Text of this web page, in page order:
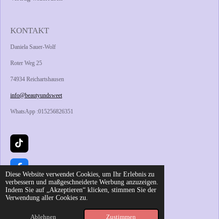
Diese Website verwendet Cookies, um Ihr Erlebnis zu
verbessern und maßgeschneiderte Werbung anzuzeigen.
Indem Sie auf „Akzeptieren“ klicken, stimmen Sie der
Verwendung aller Cookies zu.
Ablehnen Zustimmen
KONTAKT
Daniela Sauer-Wolf
Roter Weg 25
74934 Reichartshausen
info@beautyundsweet
WhatsApp :015256826351
T
i
k
T
o
k
a
c
e
b
I
n
Mit Unterstützung von